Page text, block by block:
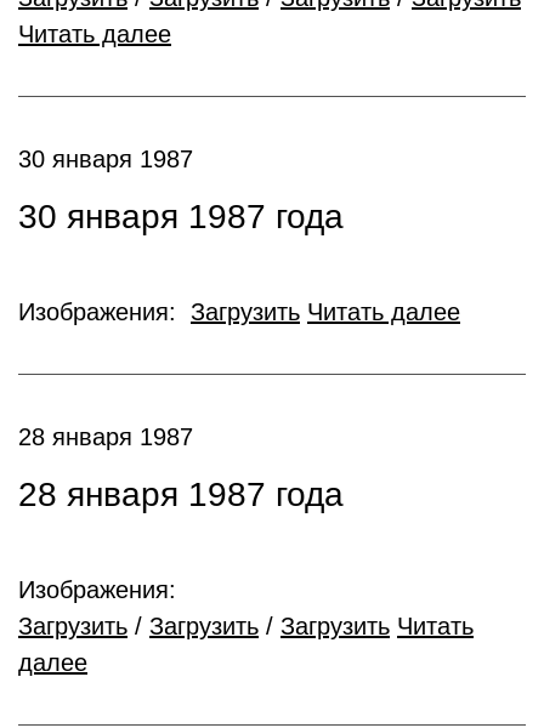
Читать далее
30 января 1987
30 января 1987 года
Изображения: Загрузить Читать далее
28 января 1987
28 января 1987 года
Изображения:
Загрузить / Загрузить / Загрузить Читать
далее